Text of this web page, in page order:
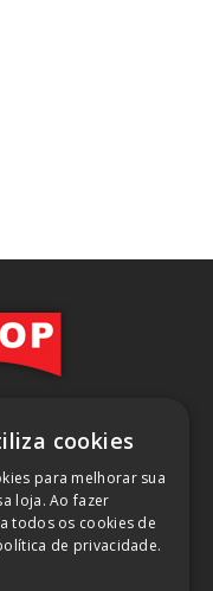
no CNPJ/MF sob o nº
na Rua Kanebo, nº 175,
13213-090
MAIS)
cookies
para melhorar sua
loja. Ao fazer
todos os cookies de
de privacidade.